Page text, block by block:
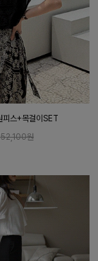
피스+목걸이SET
52,100원